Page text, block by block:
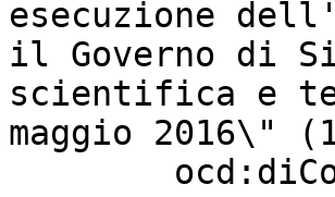
esecuzione
il Governo di
scientifica e
maggio 2016\"